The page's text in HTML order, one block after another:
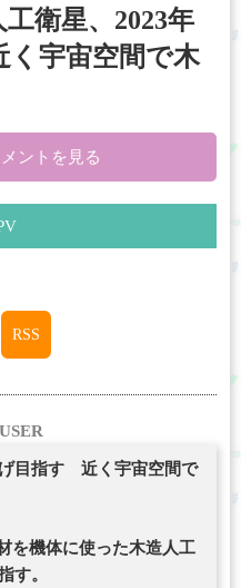
工衛星、2023年
宇宙空間で木
ントを見る
RSS
目指す 近く宇宙空間で
を機体に使った木造人工
す。